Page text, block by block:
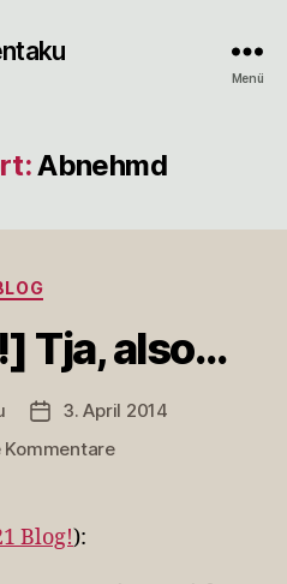
Menü
Abnehmd
Kategorien
Tja, also…
Veröffentlichungsdatum
3. April 2014
Kommentarezu
Blog!):